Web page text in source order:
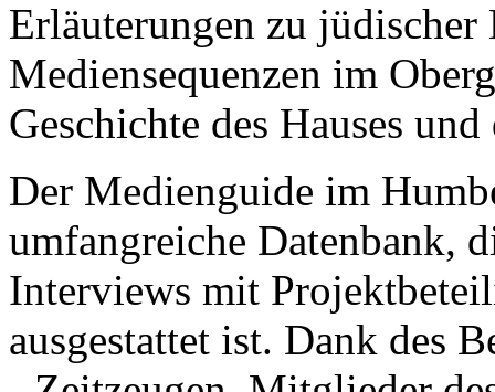
Erläuterungen zu
Mediensequenzen im
Geschichte des Hauses
Der Medienguide im
umfangreiche Datenbank,
Interviews mit
ausgestattet ist. Dank des